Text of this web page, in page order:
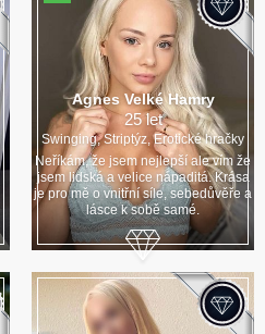
Agnes Velké Hamry
25 let
Swinging, Striptýz, Erotické hračky
Neříkám, že jsem nejlepší ale vím že
jsem lidská a velice nápaditá. Krása
je pro mě o vnitřní síle, sebedůvěře a
lásce k sobě samé.